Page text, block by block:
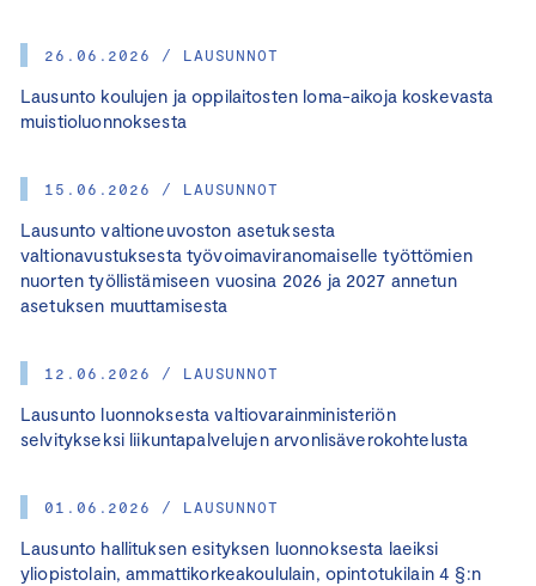
26.06.2026 / LAUSUNNOT
Lausunto koulujen ja oppilaitosten loma-aikoja koskevasta
muistioluonnoksesta
15.06.2026 / LAUSUNNOT
Lausunto valtioneuvoston asetuksesta
valtionavustuksesta työvoimaviranomaiselle työttömien
nuorten työllistämiseen vuosina 2026 ja 2027 annetun
asetuksen muuttamisesta
12.06.2026 / LAUSUNNOT
Lausunto luonnoksesta valtiovarainministeriön
selvitykseksi liikuntapalvelujen arvonlisäverokohtelusta
01.06.2026 / LAUSUNNOT
Lausunto hallituksen esityksen luonnoksesta laeiksi
yliopistolain, ammattikorkeakoululain, opintotukilain 4 §:n